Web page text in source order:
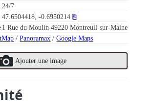
24/7
47.6504418, -0.6950214 ⎘
1 Rue du Moulin 49220 Montreuil-sur-Maine
/Panoramax /Google Maps
Ajouter une image